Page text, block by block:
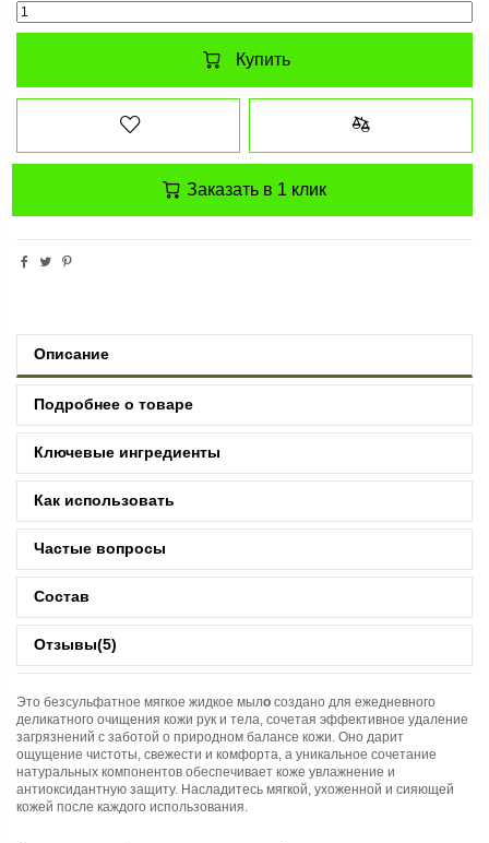
Купить
Заказать в 1 клик
Описание
Подробнее о товаре
Ключевые ингредиенты
Как использовать
Частые вопросы
Состав
Отзывы(5)
Это безсульфатное мягкое жидкое мыло создано для ежедневного
деликатного очищения кожи рук и тела, сочетая эффективное удаление
загрязнений с заботой о природном балансе кожи. Оно дарит
ощущение чистоты, свежести и комфорта, а уникальное сочетание
натуральных компонентов обеспечивает коже увлажнение и
антиоксидантную защиту. Насладитесь мягкой, ухоженной и сияющей
кожей после каждого использования.